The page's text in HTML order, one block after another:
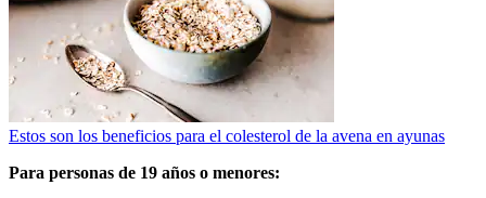
Estos son los beneficios para el colesterol de la avena en ayunas
Para personas de 19 años o menores: